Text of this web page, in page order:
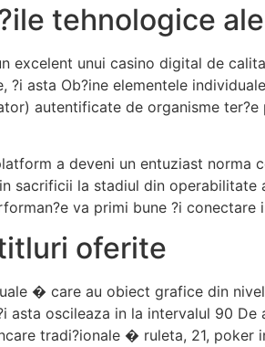
tehnologice
excelent unui casino digital de
?i asta Ob?ine elementele
autentificate de organisme
a deveni un entuziast norma
sacrificii la stadiul din
va primi bune ?i conectare
oferite
� care au obiect grafice din
asta oscileaza in la intervalul 90 De
tradi?ionale � ruleta, 21,